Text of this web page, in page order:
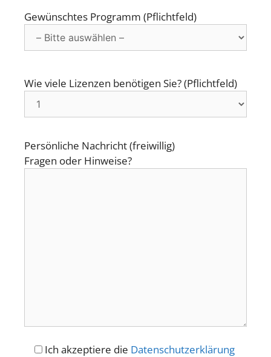
Gewünschtes Programm (Pflichtfeld)
Wie viele Lizenzen benötigen Sie? (Pflichtfeld)
Persönliche Nachricht (freiwillig)
Fragen oder Hinweise?
Ich akzeptiere die Datenschutzerklärung